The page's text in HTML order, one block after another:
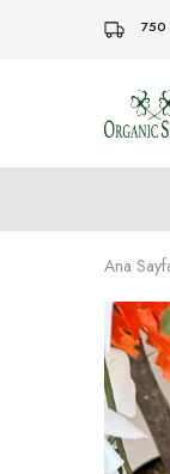
750
Ana